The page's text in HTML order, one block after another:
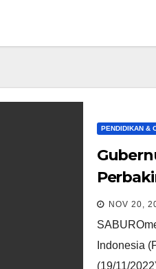
PENDIDIKAN &
Atlet
NOV 20,
Indonesia
(19/11/